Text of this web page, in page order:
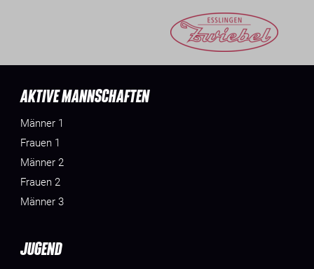
AKTIVE MANNSCHAFTEN
Männer 1
Frauen 1
Männer 2
Frauen 2
Männer 3
JUGEND